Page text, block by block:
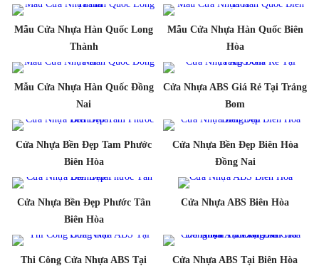
Mẫu Cửa Nhựa Hàn Quốc Long
Thành
Mẫu Cửa Nhựa Hàn Quốc Biên
Hòa
Mẫu Cửa Nhựa Hàn Quốc Đồng
Nai
Cửa Nhựa ABS Giá Rẻ Tại Trảng
Bom
Cửa Nhựa Bền Đẹp Tam Phước
Biên Hòa
Cửa Nhựa Bền Đẹp Biên Hòa
Đồng Nai
Cửa Nhựa Bền Đẹp Phước Tân
Biên Hòa
Cửa Nhựa ABS Biên Hòa
Thi Công Cửa Nhựa ABS Tại
Cửa Nhựa ABS Tại Biên Hòa